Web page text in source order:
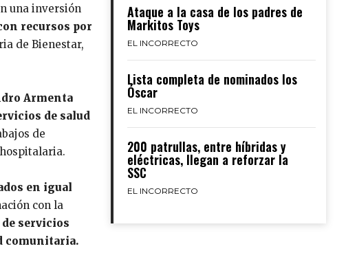
una inversión
recursos por
de Bienestar,
Armenta
de salud
de
en igual
con la
servicios
comunitaria.
Ataque a la casa de los padres de
Markitos Toys
EL INCORRECTO
Lista completa de nominados los
Óscar
EL INCORRECTO
200 patrullas, entre híbridas y
eléctricas, llegan a reforzar la
SSC
EL INCORRECTO